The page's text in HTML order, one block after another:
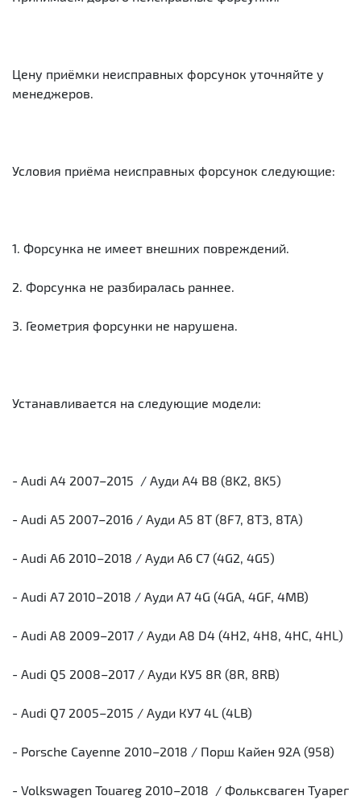
Цену приёмки неисправных форсунок уточняйте у
менеджеров.
Условия приёма неисправных форсунок следующие:
1. Форсунка не имеет внешних повреждений.
2. Форсунка не разбиралась раннее.
3. Геометрия форсунки не нарушена.
Устанавливается на следующие модели:
- Audi A4 2007–2015 / Ауди А4 B8 (8K2, 8K5)
- Audi A5 2007–2016 / Ауди А5 8T (8F7, 8T3, 8TA)
- Audi A6 2010–2018 / Ауди А6 C7 (4G2, 4G5)
- Audi A7 2010–2018 / Ауди А7 4G (4GA, 4GF, 4MB)
- Audi A8 2009–2017 / Ауди А8 D4 (4H2, 4H8, 4HC, 4HL)
- Audi Q5 2008–2017 / Ауди КУ5 8R (8R, 8RB)
- Audi Q7 2005–2015 / Ауди КУ7 4L (4LB)
- Porsche Cayenne 2010–2018 / Порш Кайен 92A (958)
- Volkswagen Touareg 2010–2018 / Фольксваген Туарег